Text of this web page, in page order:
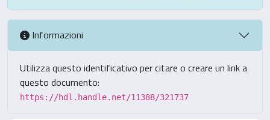
Informazioni
Utilizza questo identificativo per citare o creare un link a
questo documento:
https://hdl.handle.net/11388/321737